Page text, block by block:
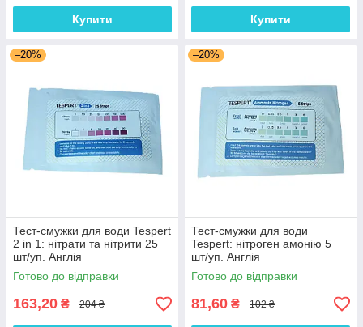
Купити Купити
–20%
Тест-смужки для води Tespert
2 in 1: нітрати та нітрити 25
шт/уп. Англія
Готово до відправки
163,20 ₴ 204 ₴
–20%
Тест-смужки для води
Tespert: нітроген амонію 5
шт/уп. Англія
Готово до відправки
81,60 ₴ 102 ₴